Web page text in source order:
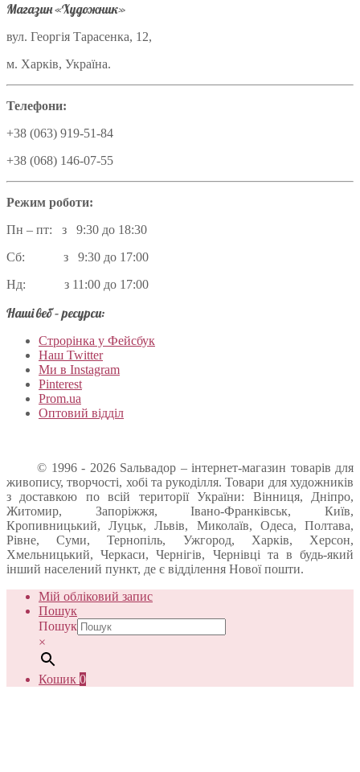
Магазин «Художник»
вул. Георгія Тарасенка, 12,
м. Харків, Україна.
Телефони:
+38 (063) 919-51-84
+38 (068) 146-07-55
Режим роботи:
Пн – пт: з 9:30 до 18:30
Сб: з 9:30 до 17:00
Нд: з 11:00 до 17:00
Наші веб – ресурси:
Строрінка у Фейсбук
Наш Twitter
Ми в Instagram
Pinterest
Prom.ua
Оптовий відділ
© 1996 - 2026 Sальвадор – інтернет-магазин товарів для
живопису, творчості, хобі та рукоділля. Товари для художників
з доставкою по всій території України: Вінниця, Дніпро,
Житомир, Запоріжжя, Івано-Франківськ, Київ,
Кропивницький, Луцьк, Львів, Миколаїв, Одеса, Полтава,
Рівне, Суми, Тернопіль, Ужгород, Харків, Херсон,
Хмельницький, Черкаси, Чернігів, Чернівці та в будь-який
інший населений пункт, де є відділення Нової пошти.
Мій обліковий запис
Пошук
Пошук
×
Кошик 0